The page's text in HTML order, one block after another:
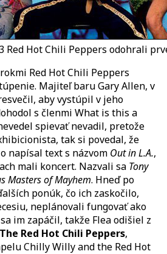
Red Hot Chili Peppers odohrali
Red Hot Chili Peppers
Majiteľ baru Gary Allen, v
aby vystúpil v jeho
s členmi What is this a
spievať nevadil, pretože
tak si povedal, že
napísal text s názvom Out in L.A.,
mali koncert. Nazvali sa Tony
Masters of Mayhem. Hneď po
ponúk, čo ich zaskočilo,
neplánovali fungovať ako
im zapáčil, takže Flea odišiel z
The Red Hot Chili Peppers,
Chilly Willy and the Red Hot